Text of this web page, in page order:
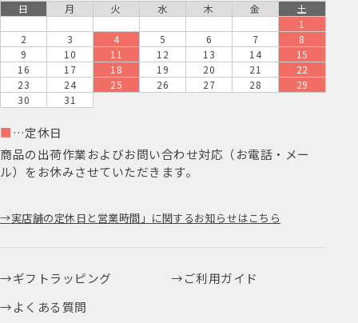
日 月 火 水 木 金
土
1
2
3 4 5 6 7
8
9
10 11 12 13 14
15
16
17 18 19 20 21
22
23
24 25 26 27 28
29
30
31
■ …定休日
商品の出荷作業およびお問い合わせ対応（お電話・メー
ル）をお休みさせていただきます。
実店舗の定休日と営業時間」に関するお知らせはこちら
ギフトラッピング
ご利用ガイド
よくある質問